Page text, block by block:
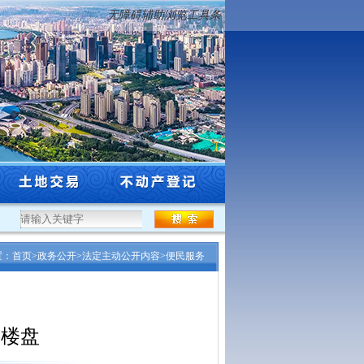
无障碍辅助浏览工具条
沈阳市市级林长（副林长）名单及其责任区公示公告
首页>政务公开>法定主动公开内容>便民服务
盘